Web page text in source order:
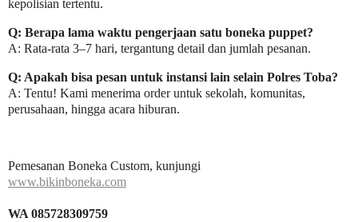
kepolisian tertentu.
Q: Berapa lama waktu pengerjaan satu boneka puppet?
A: Rata-rata 3–7 hari, tergantung detail dan jumlah pesanan.
Q: Apakah bisa pesan untuk instansi lain selain Polres Toba?
A: Tentu! Kami menerima order untuk sekolah, komunitas,
perusahaan, hingga acara hiburan.
Pemesanan Boneka Custom, kunjungi
www.bikinboneka.com
WA 085728309759